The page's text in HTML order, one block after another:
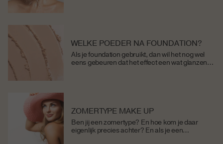
WELKE POEDER NA FOUNDATION?
Als je foundation gebruikt, dan wil het nog wel
eens gebeuren dat het effect een wat glanzende
ZOMERTYPE MAKE UP
Ben jij een zomertype? En hoe kom je daar
eigenlijk precies achter? En als je een